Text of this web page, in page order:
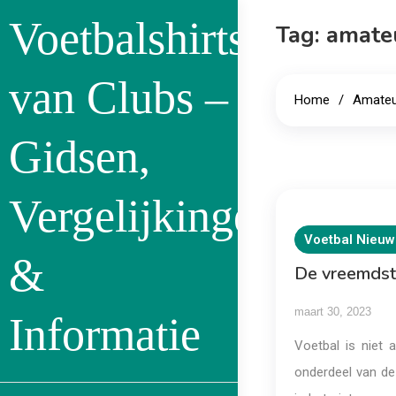
content
Voetbalshirts
van Clubs –
Gidsen,
Vergelijkingen
&
Informatie
Tag:
Home
Voetbal
De
maart 30, 2023
Voetbal is niet
onderdeel van